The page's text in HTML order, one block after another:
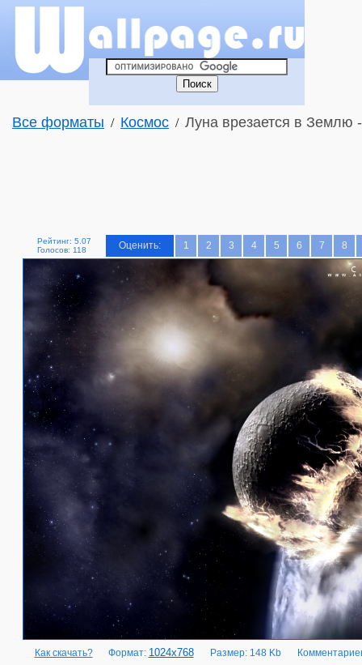
Все форматы / Космос / Луна врезается в Землю
Рейтинг: 5.07
Голосов: 118
Оценить: 1 2 3 4 5 6 7 8
Как скачать? Формат: 1024x768 Размер: 148 Kb